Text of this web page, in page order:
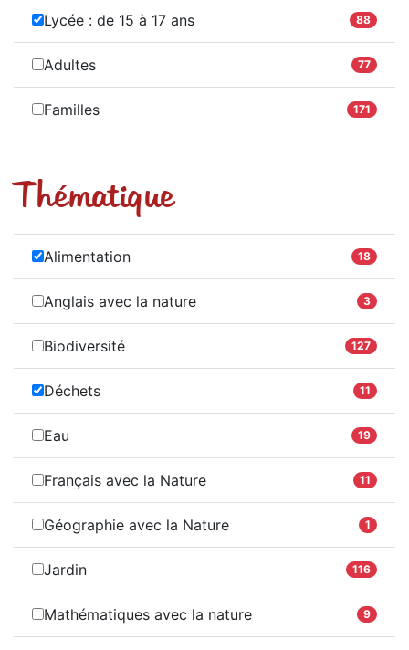
Lycée : de 15 à 17 ans 88
Adultes 77
Familles 171
Thématique
Alimentation 18
Anglais avec la nature 3
Biodiversité 127
Déchets 11
Eau 19
Français avec la Nature 11
Géographie avec la Nature 1
Jardin 116
Mathématiques avec la nature 9